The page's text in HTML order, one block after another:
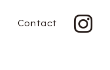
Contact